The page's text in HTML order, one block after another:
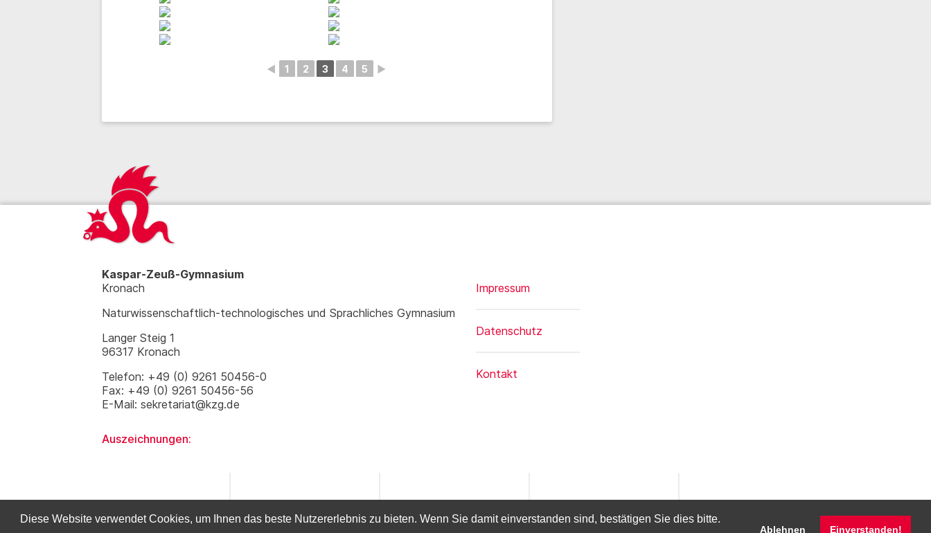
Diese Website verwendet Cookies, um Ihnen das beste Nutzererlebnis zu bieten. Wenn Sie damit einverstanden sind, bestätigen Sie dies bitte.
Ablehnen Einverstanden!
◄ 1 2 3 4 5 ►
Kaspar-Zeuß-Gymnasium
Kronach
Naturwissenschaftlich-technologisches und Sprachliches Gymnasium
Langer Steig 1
96317 Kronach
Telefon: +49 (0) 9261 50456-0
Fax: +49 (0) 9261 50456-56
E-Mail: sekretariat@kzg.de
Impressum
Datenschutz
Kontakt
Auszeichnungen:
© Kaspar-Zeuß-Gymnasium Kronach 2026